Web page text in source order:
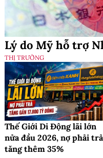
Lý do Mỹ hỗ trợ
THỊ TRƯỜNG
Thế Giới Di Động lãi lớn
nửa đầu 2026, nợ phải trả
tăng thêm 35%